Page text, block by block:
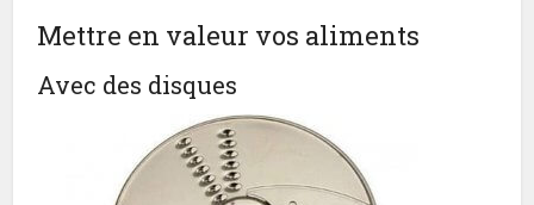
Mettre en valeur vos aliments
Avec des disques